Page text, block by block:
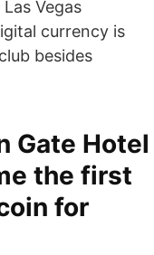
Vegas
currency is
besides
Gate Hotel
the first
for